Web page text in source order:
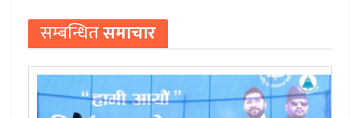
सम्बन्धितसमाचार